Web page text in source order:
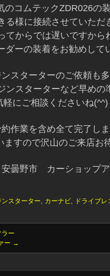
のコムテックZDR026の
る様に接続させていただ
てからでは遅いですから
ダーの装着をお勧めして
スターターのご依頼も多
ンスターターなど早め
軽にご相談くださいね(^^)
作業を含め全て完了しま
ますので沢山のご来店お
曇野市 カーショップア
ンスターター, カーナビ, ドライブレ
ー
ー →